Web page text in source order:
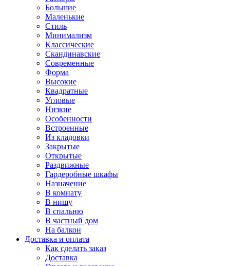
Большие
Маленькие
Стиль
Минимализм
Классические
Скандинавские
Современные
Форма
Высокие
Квадратные
Угловые
Низкие
Особенности
Встроенные
Из кладовки
Закрытые
Открытые
Раздвижные
Гардеробные шкафы
Назначение
В комнату
В нишу
В спальню
В частный дом
На балкон
Доставка и оплата
Как сделать заказ
Доставка